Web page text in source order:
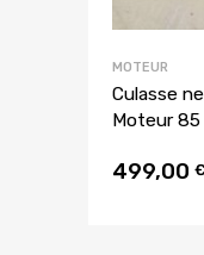
MOTEUR
Culasse
Moteur 85
499,00